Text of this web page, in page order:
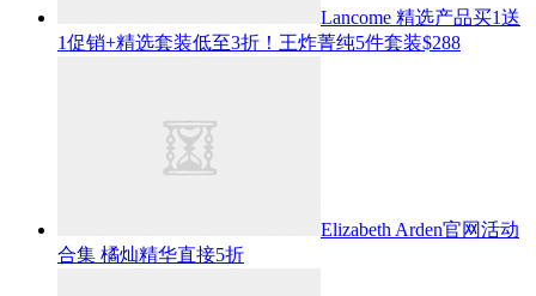
Lancome 精选产品买1送
1促销+精选套装低至3折！王炸菁纯5件套装$288
Elizabeth Arden官网活动
合集 橘灿精华直接5折